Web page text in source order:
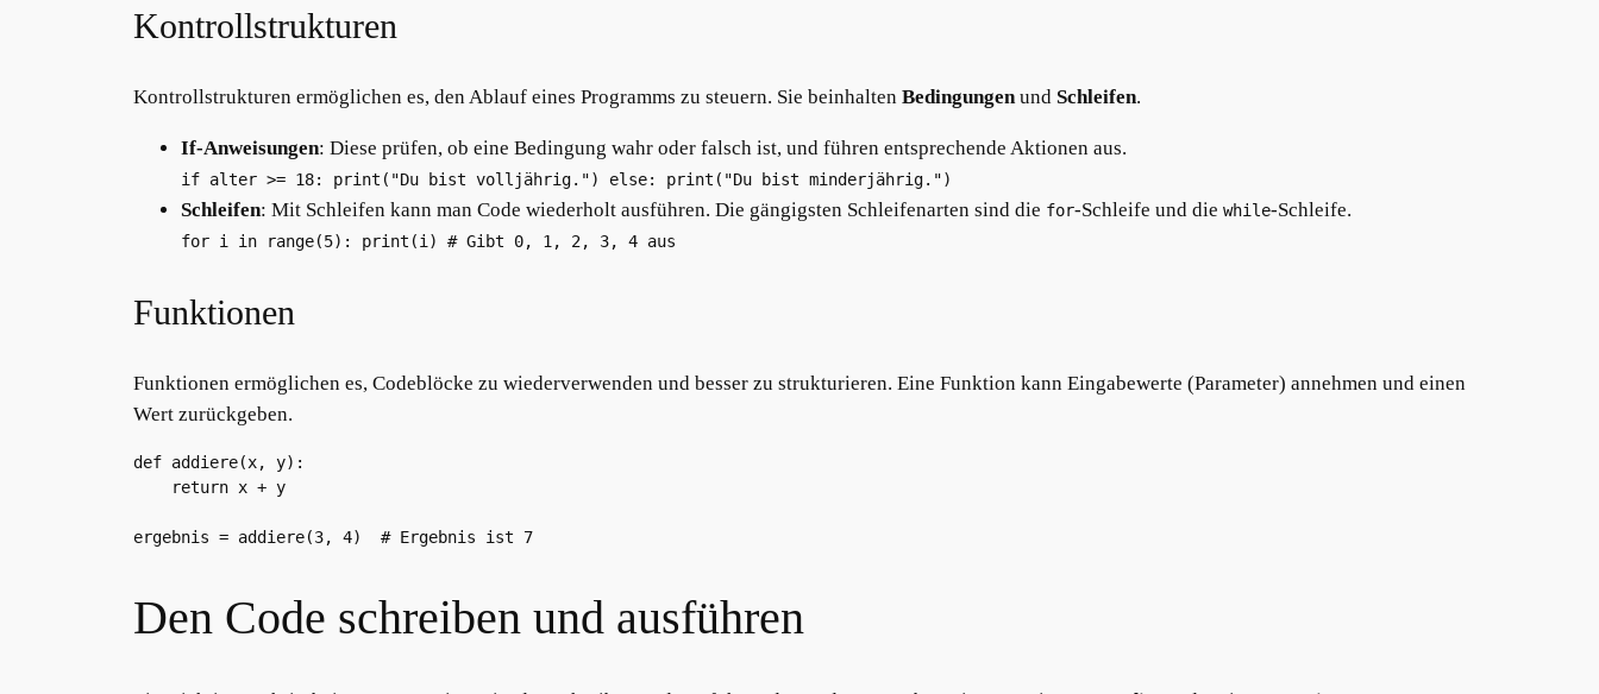
Kontrollstrukturen
Kontrollstrukturen ermöglichen es, den Ablauf eines Programms zu steuern. Sie beinhalten Bedingungenund Schleifen.
If-Anweisungen: Diese prüfen, ob eine Bedingung wahr oder falsch ist, und führen entsprechende Aktionen aus.
if alter >= 18: print("Du bist volljährig.") else: print("Du bist minderjährig.")
Schleifen: Mit Schleifen kann man Code wiederholt ausführen. Die gängigsten Schleifenarten sind die for-Schleife und die while-Schleife.
for i in range(5): print(i) # Gibt 0, 1, 2, 3, 4 aus
Funktionen
Funktionen ermöglichen es, Codeblöcke zu wiederverwenden und besser zu strukturieren. Eine Funktion kann Eingabewerte (Parameter) annehmen und einen
Wert zurückgeben.
def addiere(x, y):
Den Code schreiben und ausführen